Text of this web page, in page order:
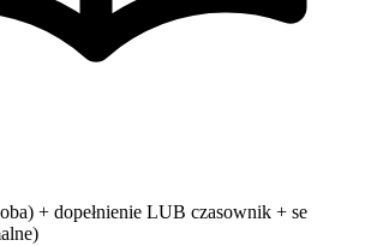
+ dopełnienie LUB czasownik + se